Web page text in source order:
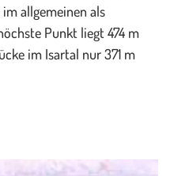
allgemeinen als
Punkt liegt 474 m
im Isartal nur 371 m